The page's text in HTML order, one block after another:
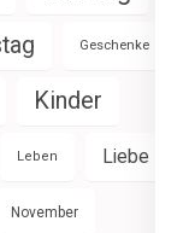
Geschenke
Kinder
Leben Liebe
November